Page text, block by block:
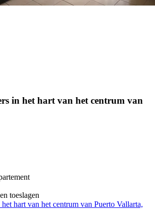
in het hart van het centrum van
toeslagen
hart van het centrum van Puerto Vallarta,